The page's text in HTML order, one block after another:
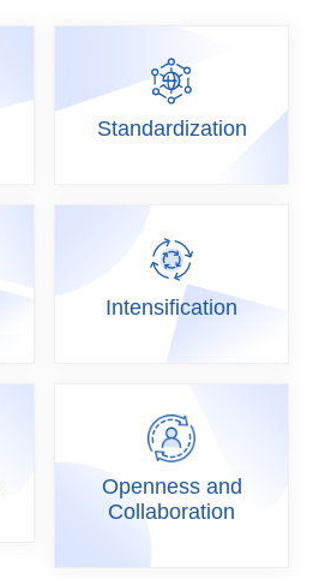
Standardization
Intensification
Intensification
Openness and
Collaboration
Openness
Collaboration